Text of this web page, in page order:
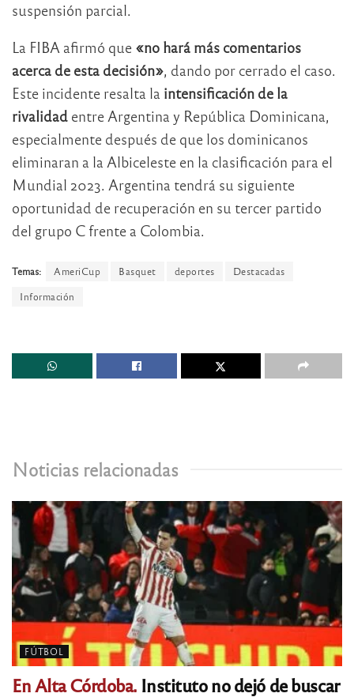
suspensión parcial.
La FIBA afirmó que «no hará más comentarios
acerca de esta decisión», dando por cerrado el caso.
Este incidente resalta la intensificación de la
rivalidad entre Argentina y República Dominicana,
especialmente después de que los dominicanos
eliminaran a la Albiceleste en la clasificación para el
Mundial 2023. Argentina tendrá su siguiente
oportunidad de recuperación en su tercer partido
del grupo C frente a Colombia.
Temas: AmeriCup Basquet deportes
Destacadas
Información
Noticias relacionadas
FÚTBOL
En Alta Córdoba.Instituto no dejó de buscar